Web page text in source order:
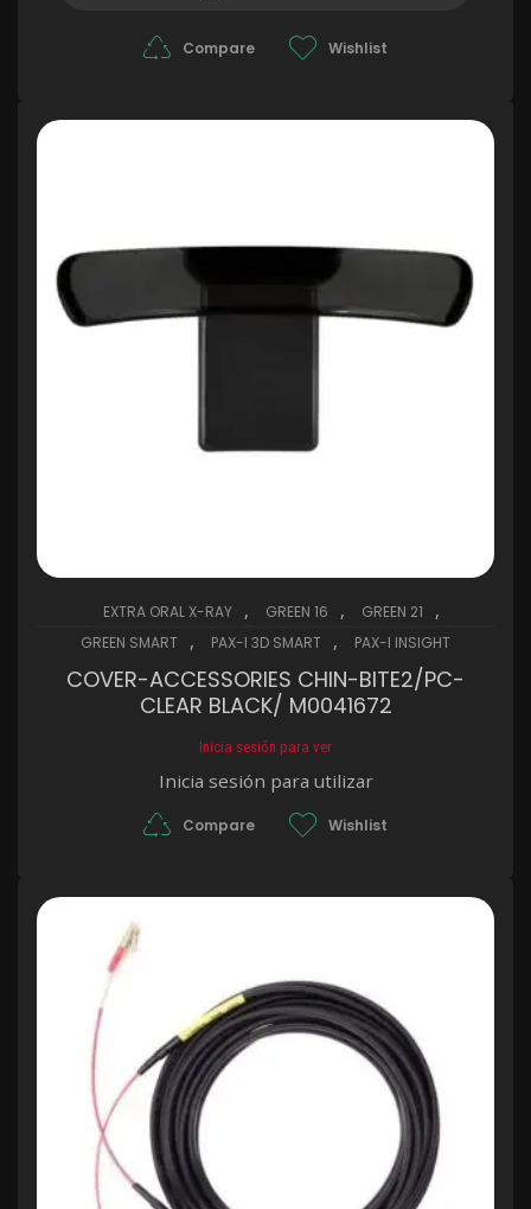
Compare Wishlist
EXTRA ORAL X-RAY , GREEN 16 , GREEN 21 ,
GREEN SMART , PAX-I 3D SMART , PAX-I INSIGHT
COVER-ACCESSORIES CHIN-BITE2/PC-
CLEAR BLACK/ M0041672
Inicia sesión para ver
Inicia sesión para utilizar
Compare Wishlist